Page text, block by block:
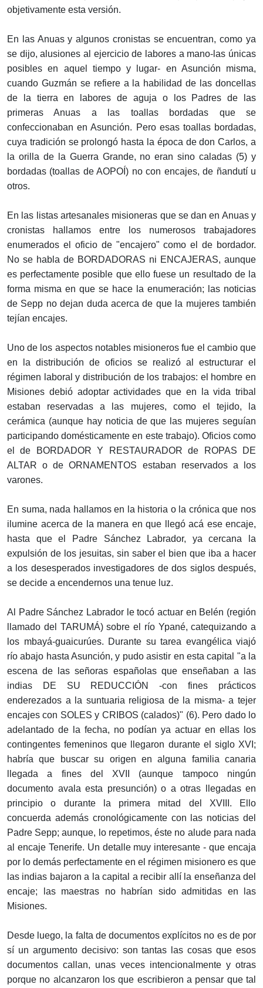
objetivamente esta versión.
En las Anuas y algunos cronistas se encuentran, como ya
se dijo, alusiones al ejercicio de labores a mano-las únicas
posibles en aquel tiempo y lugar- en Asunción misma,
cuando Guzmán se refiere a la habilidad de las doncellas
de la tierra en labores de aguja o los Padres de las
primeras Anuas a las toallas bordadas que se
confeccionaban en Asunción. Pero esas toallas bordadas,
cuya tradición se prolongó hasta la época de don Carlos, a
la orilla de la Guerra Grande, no eran sino caladas (5) y
bordadas (toallas de AOPOÍ) no con encajes, de ñandutí u
otros.
En las listas artesanales misioneras que se dan en Anuas y
cronistas hallamos entre los numerosos trabajadores
enumerados el oficio de "encajero" como el de bordador.
No se habla de BORDADORAS ni ENCAJERAS, aunque
es perfectamente posible que ello fuese un resultado de la
forma misma en que se hace la enumeración; las noticias
de Sepp no dejan duda acerca de que la mujeres también
tejían encajes.
Uno de los aspectos notables misioneros fue el cambio que
en la distribución de oficios se realizó al estructurar el
régimen laboral y distribución de los trabajos: el hombre en
Misiones debió adoptar actividades que en la vida tribal
estaban reservadas a las mujeres, como el tejido, la
cerámica (aunque hay noticia de que las mujeres seguían
participando domésticamente en este trabajo). Oficios como
el de BORDADOR Y RESTAURADOR de ROPAS DE
ALTAR o de ORNAMENTOS estaban reservados a los
varones.
En suma, nada hallamos en la historia o la crónica que nos
ilumine acerca de la manera en que llegó acá ese encaje,
hasta que el Padre Sánchez Labrador, ya cercana la
expulsión de los jesuitas, sin saber el bien que iba a hacer
a los desesperados investigadores de dos siglos después,
se decide a encendernos una tenue luz.
Al Padre Sánchez Labrador le tocó actuar en Belén (región
llamado del TARUMÁ) sobre el río Ypané, catequizando a
los mbayá-guaicurúes. Durante su tarea evangélica viajó
río abajo hasta Asunción, y pudo asistir en esta capital "a la
escena de las señoras españolas que enseñaban a las
indias DE SU REDUCCIÓN -con fines prácticos
enderezados a la suntuaria religiosa de la misma- a tejer
encajes con SOLES y CRIBOS (calados)" (6). Pero dado lo
adelantado de la fecha, no podían ya actuar en ellas los
contingentes femeninos que llegaron durante el siglo XVI;
habría que buscar su origen en alguna familia canaria
llegada a fines del XVII (aunque tampoco ningún
documento avala esta presunción) o a otras llegadas en
principio o durante la primera mitad del XVIII. Ello
concuerda además cronológicamente con las noticias del
Padre Sepp; aunque, lo repetimos, éste no alude para nada
al encaje Tenerife. Un detalle muy interesante - que encaja
por lo demás perfectamente en el régimen misionero es que
las indias bajaron a la capital a recibir allí la enseñanza del
encaje; las maestras no habrían sido admitidas en las
Misiones.
Desde luego, la falta de documentos explícitos no es de por
sí un argumento decisivo: son tantas las cosas que esos
documentos callan, unas veces intencionalmente y otras
porque no alcanzaron los que escribieron a pensar que tal